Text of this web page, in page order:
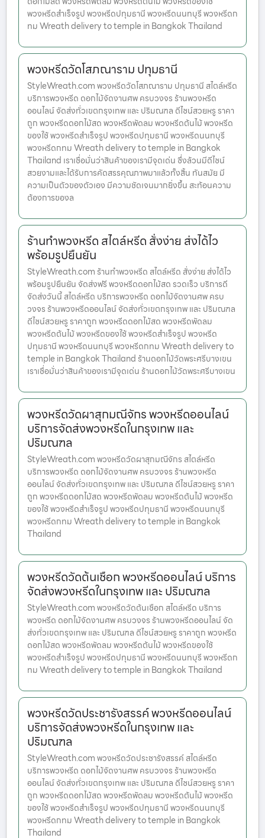
พวงหรีดสำเร็จรูป พวงหรีดปทุมธานี พวงหรีดนนทบุรี พวงหรีดก
ทม Wreath delivery to temple in Bangkok Thailand
พวงหรีดวัดโสภณาราม ปทุมธานี
StyleWreath.com พวงหรีดวัดโสภณาราม ปทุมธานี สไตล์หรีด
บริการพวงหรีด ดอกไม้จัดงานศพ ครบวงจร ร้านพวงหรีด
ออนไลน์ จัดส่งทั่วเขตกรุงเทพ และ ปริมณฑล ดีไซน์สวยหรู ราคา
ถูก พวงหรีดดอกไม้สด พวงหรีดพัดลม พวงหรีดต้นไม้ พวงหรีด
ของใช้ พวงหรีดสำเร็จรูป พวงหรีดปทุมธานี พวงหรีดนนทบุรี
พวงหรีดกทม Wreath delivery to temple in Bangkok
Thailand เราเชื่อมั่นว่าสินค้าของเรามีจุดเด่น ซึ่งล้วนมีดีไซน์
สวยงามและได้รับการคัดสรรคุณภาพมาแล้วทั้งสิ้น ทันสมัย มี
ความเป็นตัวของตัวเอง มีความชัดเจนมากยิ่งขึ้น สะท้อนความ
ต้องการของล
ร้านทำพวงหรีด สไตล์หรีด สั่งง่าย ส่งได้ไว
พร้อมรูปยืนยัน
StyleWreath.com ร้านทำพวงหรีด สไตล์หรีด สั่งง่าย ส่งได้ไว
พร้อมรูปยืนยัน จัดส่งฟรี พวงหรีดดอกไม้สด รวดเร็ว บริการดี
จัดส่งวันนี้ สไตล์หรีด บริการพวงหรีด ดอกไม้จัดงานศพ ครบ
วงจร ร้านพวงหรีดออนไลน์ จัดส่งทั่วเขตกรุงเทพ และ ปริมณฑล
ดีไซน์สวยหรู ราคาถูก พวงหรีดดอกไม้สด พวงหรีดพัดลม
พวงหรีดต้นไม้ พวงหรีดของใช้ พวงหรีดสำเร็จรูป พวงหรีด
ปทุมธานี พวงหรีดนนทบุรี พวงหรีดกทม Wreath delivery to
temple in Bangkok Thailand ร้านดอกไม้วัดพระศรีบางเขน
เราเชื่อมั่นว่าสินค้าของเรามีจุดเด่น ร้านดอกไม้วัดพระศรีบางเขน
พวงหรีดวัดผาสุกมณีจักร พวงหรีดออนไลน์
บริการจัดส่งพวงหรีดในกรุงเทพ และ
ปริมณฑล
StyleWreath.com พวงหรีดวัดผาสุกมณีจักร สไตล์หรีด
บริการพวงหรีด ดอกไม้จัดงานศพ ครบวงจร ร้านพวงหรีด
ออนไลน์ จัดส่งทั่วเขตกรุงเทพ และ ปริมณฑล ดีไซน์สวยหรู ราคา
ถูก พวงหรีดดอกไม้สด พวงหรีดพัดลม พวงหรีดต้นไม้ พวงหรีด
ของใช้ พวงหรีดสำเร็จรูป พวงหรีดปทุมธานี พวงหรีดนนทบุรี
พวงหรีดกทม Wreath delivery to temple in Bangkok
Thailand
พวงหรีดวัดต้นเชือก พวงหรีดออนไลน์ บริการ
จัดส่งพวงหรีดในกรุงเทพ และ ปริมณฑล
StyleWreath.com พวงหรีดวัดต้นเชือก สไตล์หรีด บริการ
พวงหรีด ดอกไม้จัดงานศพ ครบวงจร ร้านพวงหรีดออนไลน์ จัด
ส่งทั่วเขตกรุงเทพ และ ปริมณฑล ดีไซน์สวยหรู ราคาถูก พวงหรีด
ดอกไม้สด พวงหรีดพัดลม พวงหรีดต้นไม้ พวงหรีดของใช้
พวงหรีดสำเร็จรูป พวงหรีดปทุมธานี พวงหรีดนนทบุรี พวงหรีดก
ทม Wreath delivery to temple in Bangkok Thailand
พวงหรีดวัดประชารังสรรค์ พวงหรีดออนไลน์
บริการจัดส่งพวงหรีดในกรุงเทพ และ
ปริมณฑล
StyleWreath.com พวงหรีดวัดประชารังสรรค์ สไตล์หรีด
บริการพวงหรีด ดอกไม้จัดงานศพ ครบวงจร ร้านพวงหรีด
ออนไลน์ จัดส่งทั่วเขตกรุงเทพ และ ปริมณฑล ดีไซน์สวยหรู ราคา
ถูก พวงหรีดดอกไม้สด พวงหรีดพัดลม พวงหรีดต้นไม้ พวงหรีด
ของใช้ พวงหรีดสำเร็จรูป พวงหรีดปทุมธานี พวงหรีดนนทบุรี
พวงหรีดกทม Wreath delivery to temple in Bangkok
Thailand